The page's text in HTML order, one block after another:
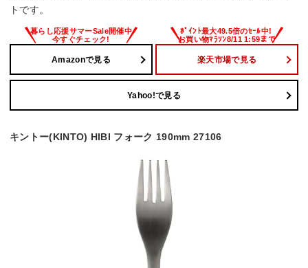
トです。
Amazonで見る 楽天市場で見る
Yahoo!で見る
キントー(KINTO) HIBI フォーク 190mm 27106